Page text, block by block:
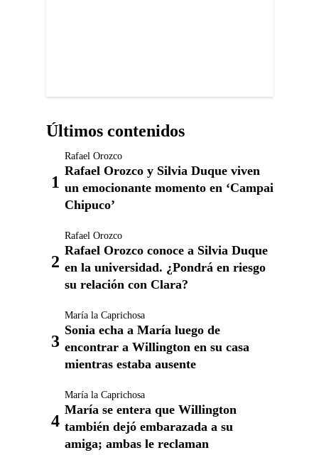
Últimos contenidos
Rafael Orozco
Rafael Orozco y Silvia Duque viven
un emocionante momento en ‘Campai
Chipuco’
Rafael Orozco
Rafael Orozco conoce a Silvia Duque
en la universidad. ¿Pondrá en riesgo
su relación con Clara?
María la Caprichosa
Sonia echa a María luego de
encontrar a Willington en su casa
mientras estaba ausente
María la Caprichosa
María se entera que Willington
también dejó embarazada a su
amiga; ambas le reclaman